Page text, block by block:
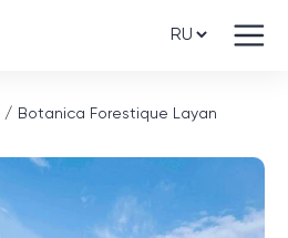
Botanica Forestique Layan